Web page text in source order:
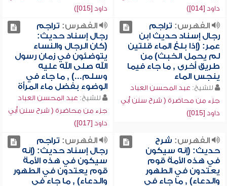
داود [014])
داود [015])
الفهرس: تراجم
رجال إسناد حديث ابن
عمر: (إذا بلغ الماء قلتين
لم يحمل الخبث) من
طريق أخرى , ما جاء فيما
ينجس الماء
للشيخ: عبد المحسن العباد
جزء من محاضرة ( شرح سنن أبي
داود [015])
الفهرس: تراجم
رجال إسناد حديث:
(كان الرجال والنساء
يتوضئون في زمان رسول
الله صلى الله عليه
وسلم...) , ما جاء في
الوضوء بفضل ماء المرأة
للشيخ: عبد المحسن العباد
جزء من محاضرة ( شرح سنن أبي
داود [017])
الفهرس: شرح
حديث: (إنه سيكون
في هذه الأمة قوم
يعتدون في الطهور
والدعاء) , ما جاء في
الفهرس: تراجم
رجال إسناد حديث: (إنه
سيكون في هذه الأمة
قوم يعتدون في الطهور
والدعاء) , ما جاء في